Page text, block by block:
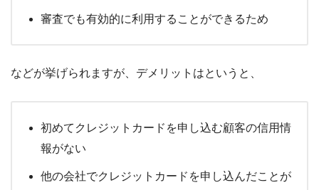
審査でも有効的に利用することができるため
などが挙げられますが、デメリットはというと、
初めてクレジットカードを申し込む顧客の信用情
報がない
他の会社でクレジットカードを申し込んだことが